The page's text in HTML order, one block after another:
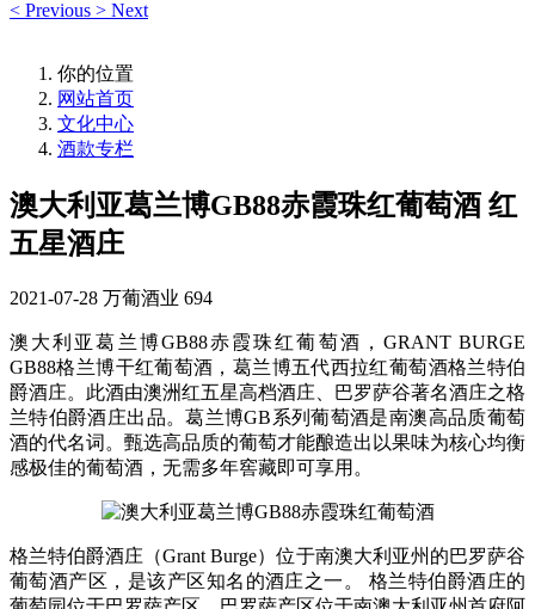
< Previous > Next
你的位置
网站首页
文化中心
酒款专栏
澳大利亚葛兰博GB88赤霞珠红葡萄酒 红
五星酒庄
2021-07-28 万葡酒业 694
澳大利亚葛兰博GB88赤霞珠红葡萄酒，GRANT BURGE
GB88格兰博干红葡萄酒，葛兰博五代西拉红葡萄酒格兰特伯
爵酒庄。此酒由澳洲红五星高档酒庄、巴罗萨谷著名酒庄之格
兰特伯爵酒庄出品。葛兰博GB系列葡萄酒是南澳高品质葡萄
酒的代名词。甄选高品质的葡萄才能酿造出以果味为核心均衡
感极佳的葡萄酒，无需多年窖藏即可享用。
格兰特伯爵酒庄（Grant Burge）位于南澳大利亚州的巴罗萨谷
葡萄酒产区，是该产区知名的酒庄之一。 格兰特伯爵酒庄的